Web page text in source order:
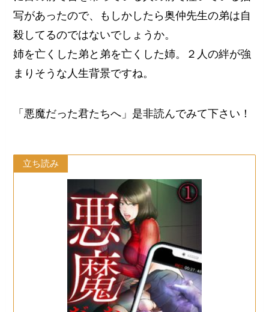
写があったので、もしかしたら奥仲先生の弟は自
殺してるのではないでしょうか。
姉を亡くした弟と弟を亡くした姉。２人の絆が強
まりそうな人生背景ですね。
「悪魔だった君たちへ」是非読んでみて下さい！
立ち読み